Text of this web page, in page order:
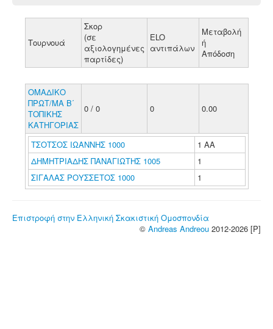
Τουρνουά
Σκορ
(σε
αξιολογημένες
παρτίδες)
ELO
αντιπάλων
Μεταβολή
ή
Απόδοση
ΟΜΑΔΙΚΟ
ΠΡΩΤ/ΜΑ Β΄
ΤΟΠΙΚΗΣ
ΚΑΤΗΓΟΡΙΑΣ
0 / 0 0 0.00
ΤΣΟΤΣΟΣ ΙΩΑΝΝΗΣ 1000
1 ΑΑ
ΔΗΜΗΤΡΙΑΔΗΣ ΠΑΝΑΓΙΩΤΗΣ 1005
1
ΣΙΓΑΛΑΣ ΡΟΥΣΣΕΤΟΣ 1000
1
Επιστροφή στην Ελληνική Σκακιστική Ομοσπονδία
© Andreas Andreou 2012-2026 [P]